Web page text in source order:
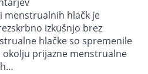
menstrualnih hlačk je
izkušnjo brez
hlačke so spremenile
okolju prijazne menstrualne